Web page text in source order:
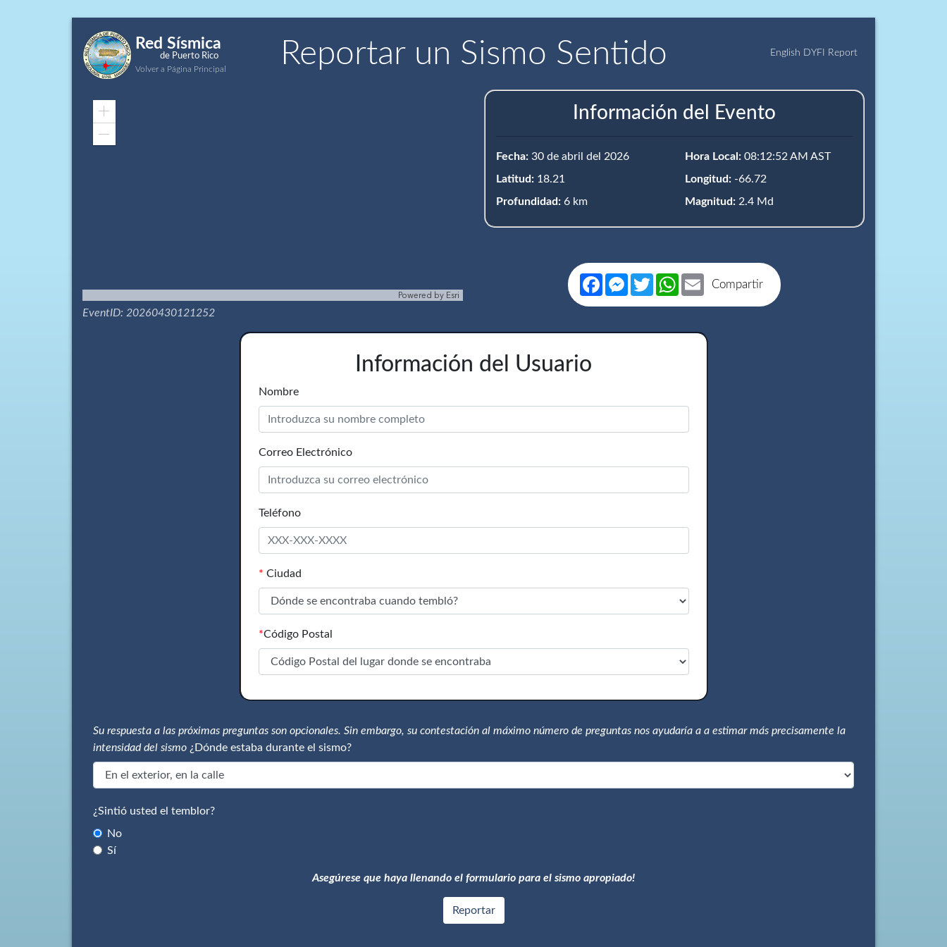
Red Sísmica
de Puerto Rico
Volver a Página Principal Reportar un Sismo Sentido English DYFI Report
Zoom
Powered by Esri
EventID: 20260430121252
Información del Evento
Fecha: 30 de abril del 2026
Latitud: 18.21
Profundidad: 6 km
Hora Local: 08:12:52 AM AST
Longitud: -66.72
Magnitud: 2.4 Md
Compartir
FacebookMessenger
TwitterWhatsApp
Email
Información del Usuario
Nombre
Correo Electrónico
Teléfono
* Ciudad
*Código Postal
Su respuesta a las próximas preguntas son opcionales. Sin embargo, su contestación al máximo número de preguntas nos ayudaría a a estimar más precisamente la
intensidad del sismo ¿Dónde estaba durante el sismo?
¿Sintió usted el temblor?
No
Sí
Asegúrese que haya llenando el formulario para el sismo apropiado!